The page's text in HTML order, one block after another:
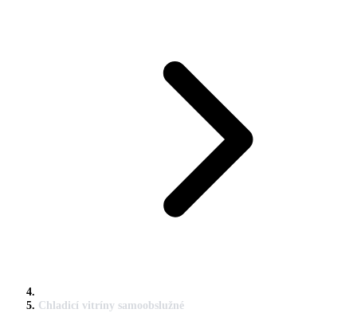
Chladicí vitríny samoobslužné